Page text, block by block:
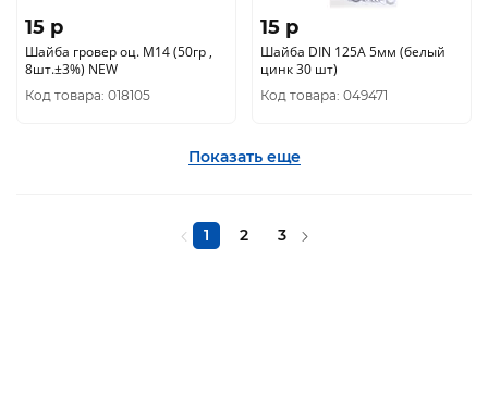
15 p
Шайба гровер оц. М14 (50гр ,
8шт.±3%) NEW
Код товара: 018105
15 p
Шайба DIN 125A 5мм (белый
цинк 30 шт)
Код товара: 049471
Показать еще
1 2 3